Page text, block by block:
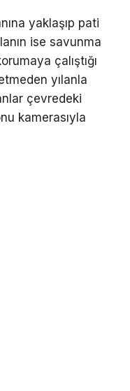
yaklaşıp pati
ise savunma
çalıştığı
yılanla
çevredeki
kamerasıyla